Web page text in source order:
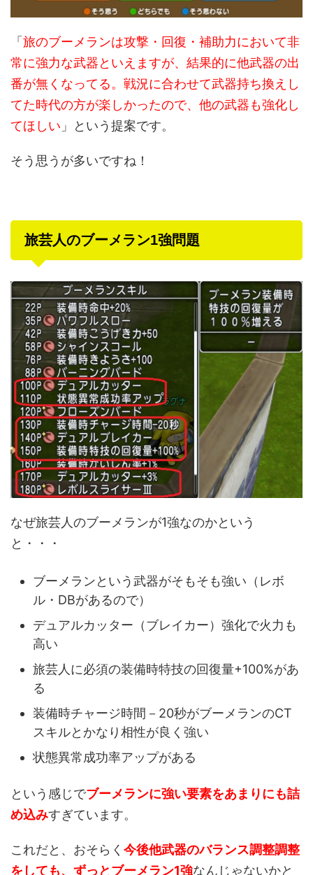
「 旅のブーメランは攻撃・回復・補助力において非
常に強力な武器といえますが、結果的に他武器の出
番が無くなってる。戦況に合わせて武器持ち換えし
てた時代の方が楽しかったので、他の武器も強化し
てほしい 」という提案です。
そう思うが多いですね！
旅芸人のブーメラン1強問題
なぜ旅芸人のブーメランが1強なのかという
と・・・
ブーメランという武器がそもそも強い（レボ
ル・DBがあるので）
デュアルカッター（ブレイカー）強化で火力も
高い
旅芸人に必須の装備時特技の回復量+100%があ
る
装備時チャージ時間－20秒がブーメランのCT
スキルとかなり相性が良く強い
状態異常成功率アップがある
という感じでブーメランに強い要素をあまりにも詰
め込みすぎています。
これだと、おそらく 今後他武器のバランス調整調整
をしても、ずっとブーメラン1強なんじゃないかと